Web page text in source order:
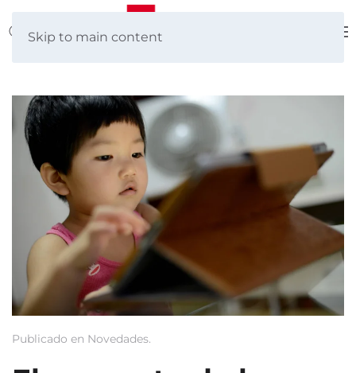
Skip to main content
Publicado en Novedades.